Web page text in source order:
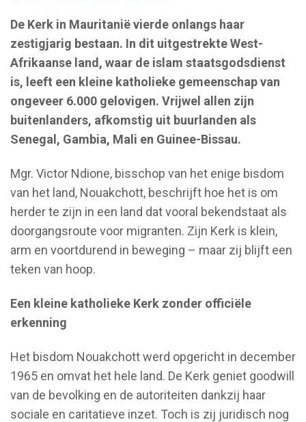
[spacer height="10px"]
De Kerk in Mauritanië vierde onlangs haar
zestigjarig bestaan. In dit uitgestrekte West-
Afrikaanse land, waar de islam staatsgodsdienst
is, leeft een kleine katholieke gemeenschap van
ongeveer 6.000 gelovigen. Vrijwel allen zijn
buitenlanders, afkomstig uit buurlanden als
Senegal, Gambia, Mali en Guinee-Bissau.
Mgr. Victor Ndione, bisschop van het enige bisdom
van het land, Nouakchott, beschrijft hoe het is om
herder te zijn in een land dat vooral bekendstaat als
doorgangsroute voor migranten. Zijn Kerk is klein,
arm en voortdurend in beweging – maar zij blijft een
teken van hoop.
Een kleine katholieke Kerk zonder officiële
erkenning
Het bisdom Nouakchott werd opgericht in december
1965 en omvat het hele land. De Kerk geniet goodwill
van de bevolking en de autoriteiten dankzij haar
sociale en caritatieve inzet. Toch is zij juridisch nog